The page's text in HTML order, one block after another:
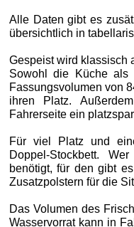
Alle Daten gibt es
übersichtlich in
Gespeist wird klassisch
Sowohl die Küche als
Fassungsvolumen von
ihren Platz.
Fahrerseite ein
Für viel Platz und
Doppel‑Stockbett.
benötigt, für den gibt
Zusatzpolstern für die
Das Volumen des
Wasservorrat kann in